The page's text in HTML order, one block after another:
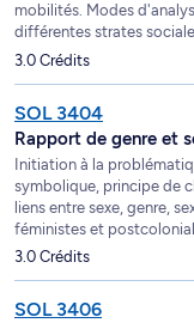
mobilités. Modes
différentes strates
3.0 Crédits
SOL 3404
Rapport de genre et
Initiation à la
symbolique, principe de
liens entre sexe, genre,
féministes et
3.0 Crédits
SOL 3406